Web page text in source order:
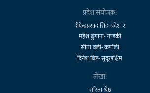
प्रदेश संयोजक:
दीपेन्द्रप्रसाद सिंह- प्रदेश २
महेश ढुंगाना- गण्डकी
सीता वली- कर्णाली
दिनेश बिष्ट- सुदूरपश्चिम
लेखा:
सरिता श्रेष्ठ